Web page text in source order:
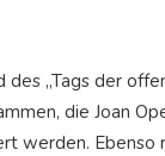
„Tags der
die Joan
werden. Ebenso